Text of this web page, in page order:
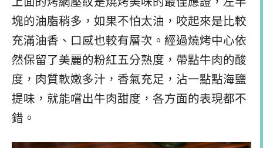
塊的油脂稍多，如果不怕太油，咬起來是比較
充滿油香、口感也較有層次。經過燒烤中心依
然保留了美麗的粉紅五分熟度，帶點牛肉的酸
度，肉質軟嫩多汁，香氣充足，沾一點點海鹽
提味，就能嚐出牛肉甜度，各方面的表現都不
錯。